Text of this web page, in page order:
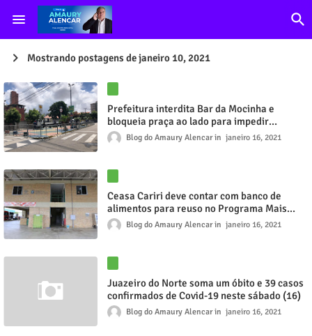
Mostrando postagens de janeiro 10, 2021
Prefeitura interdita Bar da Mocinha e
bloqueia praça ao lado para impedir
aglomeração, em Fortaleza
Blog do Amaury Alencar janeiro 16, 2021
Ceasa Cariri deve contar com banco de
alimentos para reuso no Programa Mais
NutriçãoBlog do Amaury Alencar janeiro 16, 2021
Juazeiro do Norte soma um óbito e 39 casos
confirmados de Covid-19 neste sábado (16)
Blog do Amaury Alencar janeiro 16, 2021